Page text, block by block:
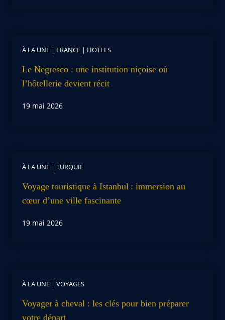
À LA UNE | FRANCE | HOTELS
Le Negresco : une institution niçoise où
l’hôtellerie devient récit
19 mai 2026
À LA UNE | TURQUIE
Voyage touristique à Istanbul : immersion au
cœur d’une ville fascinante
19 mai 2026
À LA UNE | VOYAGES
Voyager à cheval : les clés pour bien préparer
votre départ